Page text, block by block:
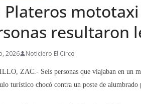
Plateros
resultaron
2026 Noticiero El Circo
ZAC.- Seis personas que viajaban en un
turístico chocó contra un poste de